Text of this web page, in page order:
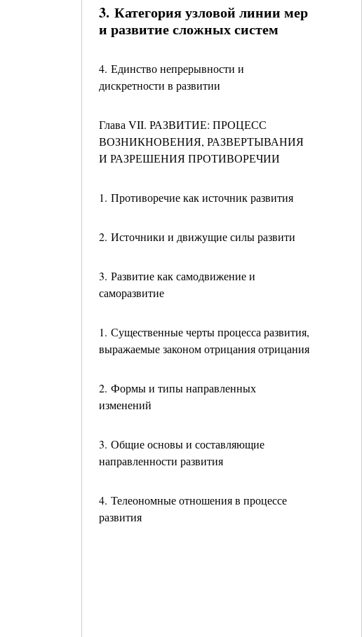
3. Категория узловой линии мер
и развитие сложных систем
4. Единство непрерывности и
дискретности в развитии
Глава VII. РАЗВИТИЕ: ПРОЦЕСС
ВОЗНИКНОВЕНИЯ, РАЗВЕРТЫВАНИЯ
И РАЗРЕШЕНИЯ ПРОТИВОРЕЧИИ
1. Противоречие как источник развития
2. Источники и движущие силы развити
3. Развитие как самодвижение и
саморазвитие
1. Существенные черты процесса развития,
выражаемые законом отрицания отрицания
2. Формы и типы направленных
изменений
3. Общие основы и составляющие
направленности развития
4. Телеономные отношения в процессе
развития